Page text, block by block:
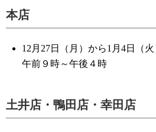
本店
12月27日（月）から1月4日（
午前９時～午後４時
土井店・鴨田店・幸田店